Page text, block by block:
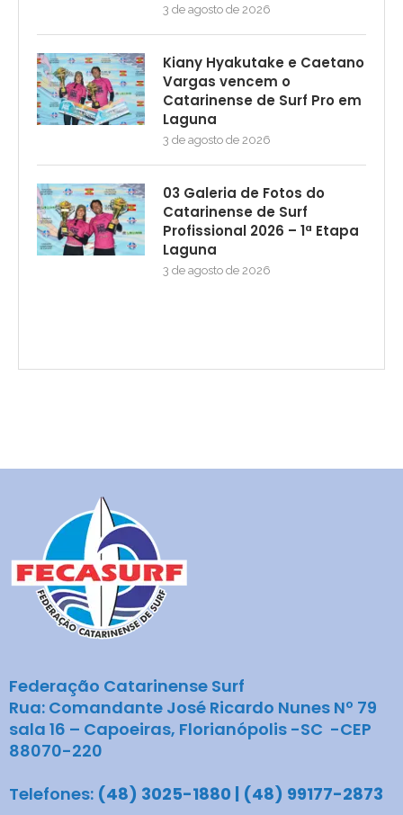
3 de agosto de 2026
Kiany Hyakutake e Caetano
Vargas vencem o
Catarinense de Surf Pro em
Laguna
3 de agosto de 2026
03 Galeria de Fotos do
Catarinense de Surf
Profissional 2026 – 1ª Etapa
Laguna
3 de agosto de 2026
Federação Catarinense Surf
Rua: Comandante José Ricardo Nunes Nº 79
sala 16 – Capoeiras, Florianópolis -SC -CEP
88070-220
Telefones: (48) 3025-1880 | (48) 99177-2873